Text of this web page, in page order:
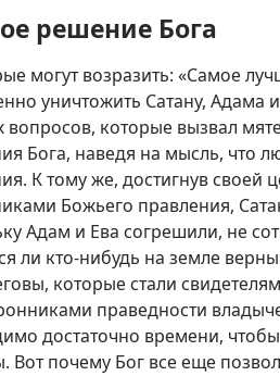
решение Бога
могут возразить: «Самое
уничтожить Сатану, Адама и
вопросов, которые вызвал
Бога, наведя на мысль, что
К тому же, достигнув своей
Божьего правления,
Адам и Ева согрешили, не
ли кто-нибудь на земле
которые стали
праведности
достаточно времени,
Вот почему Бог все еще